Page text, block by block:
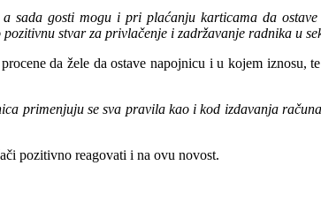
sada gosti mogu i pri plaćanju karticama da
stvar za privlačenje i zadržavanje radnika u
da žele da ostave napojnicu i u kojem iznosu,
primenjuju se sva pravila kao i kod izdavanja
pozitivno reagovati i na ovu novost.